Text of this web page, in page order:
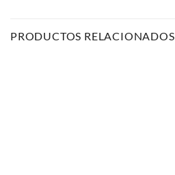
PRODUCTOS RELACIONADOS